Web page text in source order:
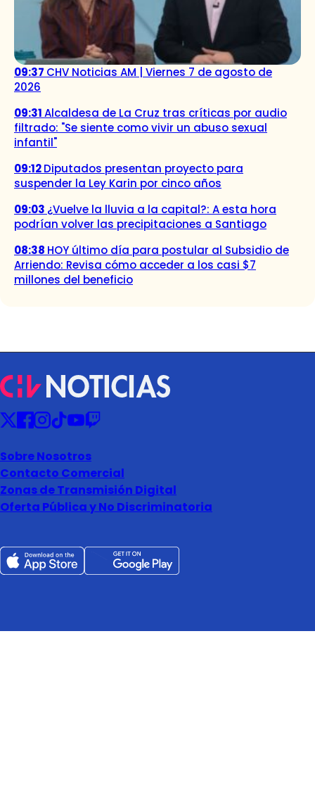
09:37 CHV Noticias AM | Viernes 7 de agosto de
2026
09:31Alcaldesa de La Cruz tras críticas por audio
filtrado: "Se siente como vivir un abuso sexual
infantil"
09:12Diputados presentan proyecto para
suspender la Ley Karin por cinco años
09:03 ¿Vuelve la lluvia a la capital?: A esta hora
podrían volver las precipitaciones a Santiago
08:38 HOY último día para postular al Subsidio de
Arriendo: Revisa cómo acceder a los casi $7
millones del beneficio
Sobre Nosotros
Contacto Comercial
Zonas de Transmisión Digital
Oferta Pública y No Discriminatoria